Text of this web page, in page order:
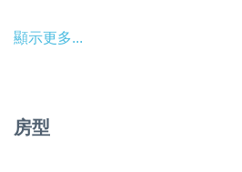
顯示更多...
房型